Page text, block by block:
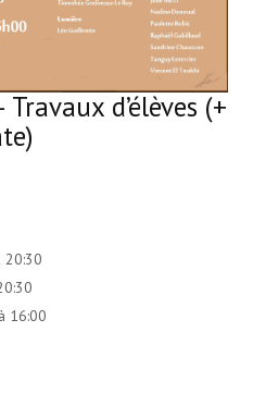
d’élèves (+
20:30
16:00